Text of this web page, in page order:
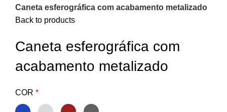
Caneta esferográfica com acabamento metalizado
Back to products
Caneta esferográfica com
acabamento metalizado
COR *